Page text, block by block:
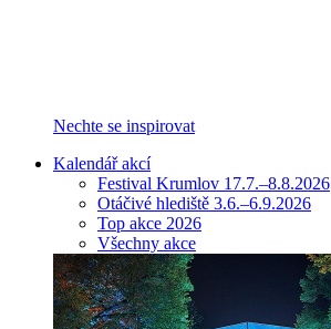
Nechte se inspirovat
Kalendář akcí
Festival Krumlov 17.7.–8.8.2026
Otáčivé hlediště 3.6.–6.9.2026
Top akce 2026
Všechny akce